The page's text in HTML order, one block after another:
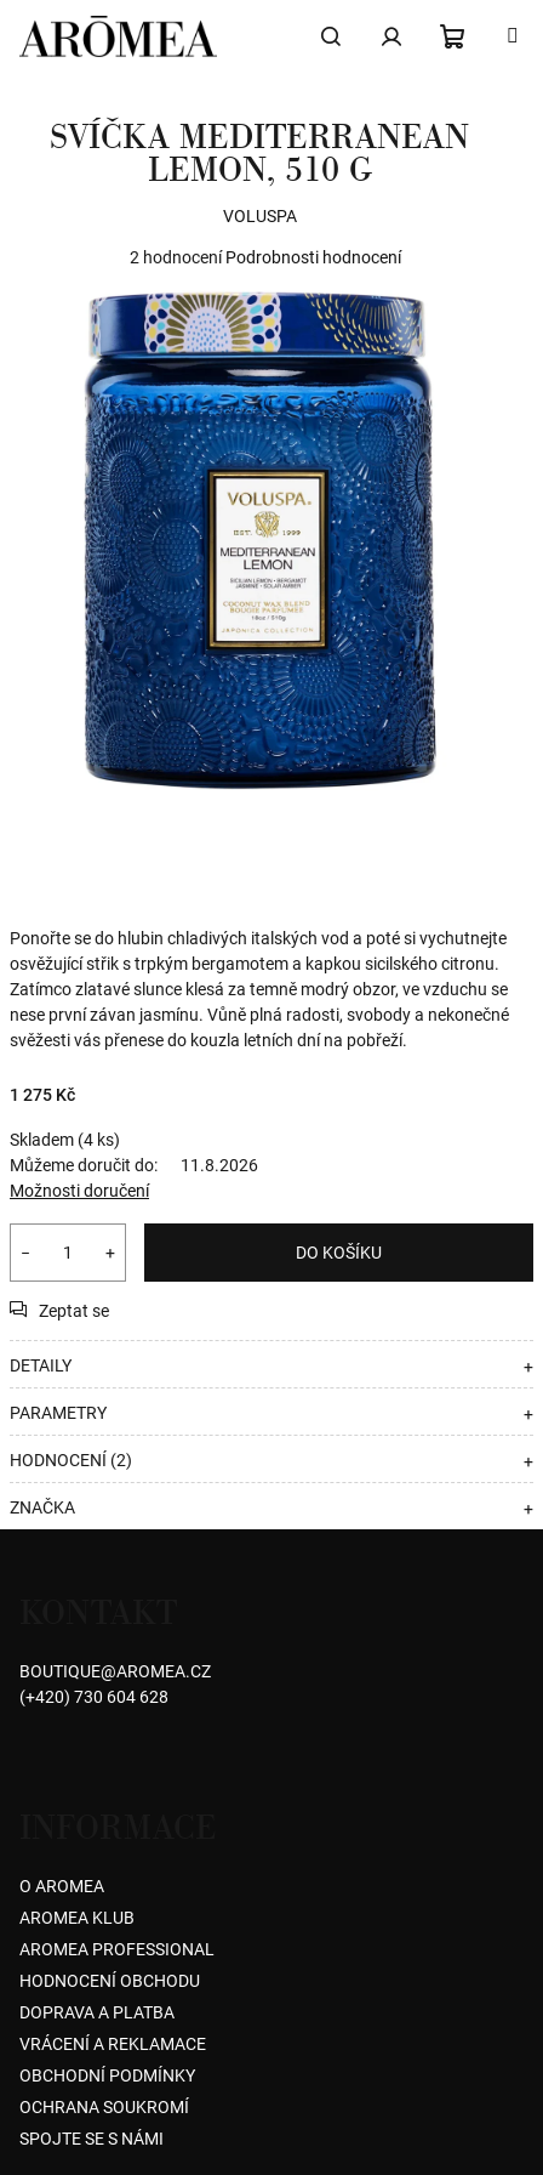
obsah
KOŠÍK
Ponořte se do hlubin chladivých italských vod a poté si vychutnejte
osvěžující střik s trpkým bergamotem a kapkou sicilského citronu.
Zatímco zlatavé slunce klesá za temně modrý obzor, ve vzduchu se
nese první závan jasmínu. Vůně plná radosti, svobody a nekonečné
svěžesti vás přenese do kouzla letních dní na pobřeží.
1 275 Kč
Skladem (4 ks)
Můžeme doručit do:
11.8.2026
Možnosti doručení
+
− DO KOŠÍKU
Zeptat se
DETAILY +
PARAMETRY +
HODNOCENÍ (2) +
ZNAČKA +
SVÍČKA MEDITERRANEAN
LEMON, 510 G
VOLUSPA
Průměrné
produktu
5,0
z
5
hvězdiček.
2 hodnocení Podrobnosti hodnocení
BOUTIQUE@AROMEA.CZ
(+420) 730 604 628
O AROMEA
AROMEA KLUB
AROMEA PROFESSIONAL
HODNOCENÍ OBCHODU
DOPRAVA A PLATBA
VRÁCENÍ A REKLAMACE
OBCHODNÍ PODMÍNKY
OCHRANA SOUKROMÍ
SPOJTE SE S NÁMI